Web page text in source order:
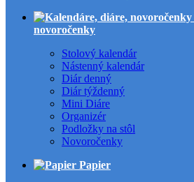
novoročenky
Stolový kalendár
Nástenný kalendár
Diár denný
Diár týždenný
Mini Diáre
Organizér
Podložky na stôl
Novoročenky
Papier